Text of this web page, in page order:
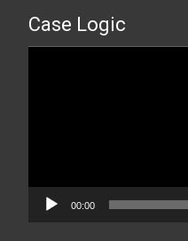
Case Logic
00:00